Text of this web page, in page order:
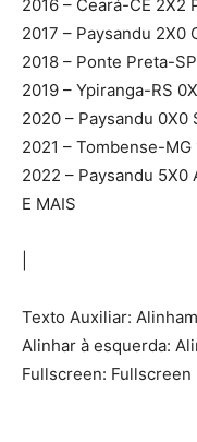
2016 – Ceará-CE 2X2
2017 – Paysandu 2X0
2018 – Ponte Preta-
2019 – Ypiranga-RS
2020 – Paysandu 0X0
2021 – Tombense-MG
2022 – Paysandu 5X0
E MAIS
Texto Auxiliar:
Alinhar à esquerda:
Fullscreen: